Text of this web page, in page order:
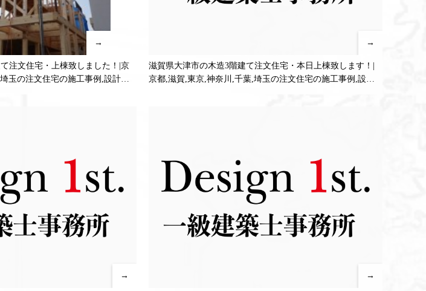
→
注文住宅・上棟致しました！|京
玉の注文住宅の施工事例,設計販
→
滋賀県大津市の木造3階建て注文住宅・本日上棟致します！|
京都,滋賀,東京,神奈川,千葉,埼玉の注文住宅の施工事例,設計
→ →